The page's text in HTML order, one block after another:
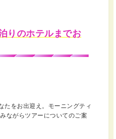
りのホテルまでお
たをお出迎え。モーニングティ
ながらツアーについてのご案